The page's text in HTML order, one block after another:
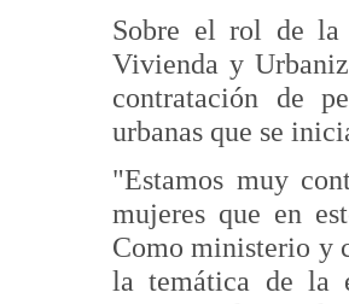
Sobre el rol de
Vivienda y
contratación de
urbanas que se
"Estamos muy
mujeres que en
Como ministerio y
la temática de la